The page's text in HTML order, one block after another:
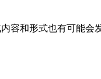
容和形式也有可能